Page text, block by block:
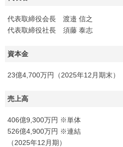
代表取締役会長 渡邉 信之
代表取締役社長 須藤 泰志
資本金
23億4,700万円（2025年12月期末）
売上高
406億9,300万円 ※単体
526億4,900万円 ※連結
（2025年12月期）